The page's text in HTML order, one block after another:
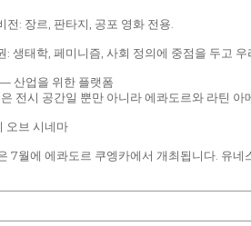
전: 장르, 판타지, 공포 영화 전용.
: 생태학, 페미니즘, 사회 정의에 중점을 두고
산업을 위한 플랫폼
전시 공간일 뿐만 아니라 에콰도르와 라틴
오브 시네마
7월에 에콰도르 쿠엥카에서 개최됩니다. 유